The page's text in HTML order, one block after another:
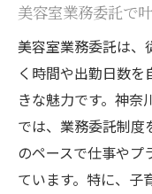
美容室業務委託で
美容室業務委託は、
く時間や出勤日数
きな魅力です。神
では、業務委託制
のペースで仕事やプ
ています。特に、子